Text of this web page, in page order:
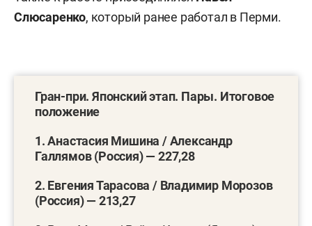
Слюсаренко, который ранее работал в Перми.
Гран-при. Японский этап. Пары. Итоговое
положение
1. Анастасия Мишина / Александр
Галлямов (Россия) — 227,28
2. Евгения Тарасова / Владимир Морозов
(Россия) — 213,27